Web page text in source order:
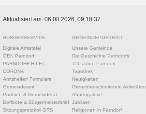
Aktualisiert am: 06.08.2026; 09:10:37
BÜRGERSERVICE
Digitale Amtstafel
ÖEK Parndorf
PARNDORF HILFT
CORONA
Amtshelfer/ Formulare
Gemeindeamt
Parteien & Gemeinderat
Dorfbote & Bürgermeisterbrief
Sitzungsprotokoll GRS
GEMEINDEPORTRAIT
Unsere Gemeinde
Die Geschichte Parndorfs
750 Jahre Parndorf
Topothek
Neuigkeiten
Grenzüberschreitende Aktivitäten
Ahnengalerie
Jubiläen
Religionen in Parndorf